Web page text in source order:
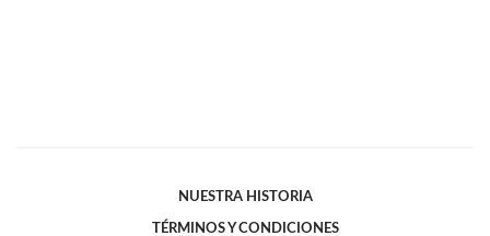
NUESTRA HISTORIA
TÉRMINOS Y CONDICIONES